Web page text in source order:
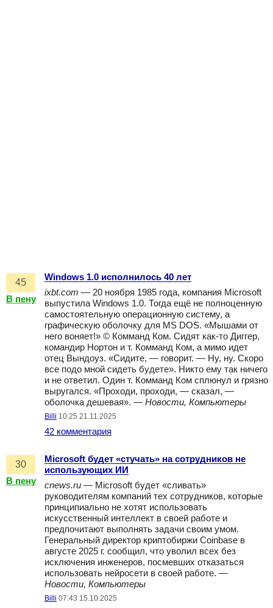
45
В пену
Windows 1.0 исполнилось 40 лет
ixbt.com — 20 ноября 1985 года, компания Microsoft
выпустила Windows 1.0. Тогда ещё не полноценную
самостоятельную операционную систему, а
графическую оболочку для MS DOS. «Мышами от
него воняет!» © Комманд Ком. Сидят как-то Диггер,
командир Нортон и т. Комманд Ком, а мимо идет
отец Вындоуз. «Сидите, — говорит. — Ну, ну. Скоро
все подо мной сидеть будете». Никто ему так ничего
и не ответил. Один т. Комманд Ком сплюнул и грязно
выругался. «Проходи, проходи, — сказал, —
оболочка дешевая». — Новости, Компьютеры
Billi 10:25 21.11.2025
42 комментария
30
В пену
Microsoft будет «стучать» на сотрудников не
использующих ИИ
cnews.ru — Microsoft будет «сливать»
руководителям компаний тех сотрудников, которые
принципиально не хотят использовать
искусственный интеллект в своей работе и
предпочитают выполнять задачи своим умом.
Генеральный директор криптобиржи Coinbase в
августе 2025 г. сообщил, что уволил всех без
исключения инженеров, посмевших отказаться
использовать нейросети в своей работе. —
Новости, Компьютеры
Billi 07:43 15.10.2025